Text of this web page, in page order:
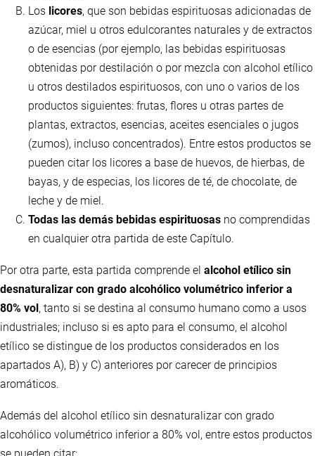
Los licores, que son bebidas espirituosas adicionadas de
azúcar, miel u otros edulcorantes naturales y de extractos
o de esencias (por ejemplo, las bebidas espirituosas
obtenidas por destilación o por mezcla con alcohol etílico
u otros destilados espirituosos, con uno o varios de los
productos siguientes: frutas, flores u otras partes de
plantas, extractos, esencias, aceites esenciales o jugos
(zumos), incluso concentrados). Entre estos productos se
pueden citar los licores a base de huevos, de hierbas, de
bayas, y de especias, los licores de té, de chocolate, de
leche y de miel.
Todas las demás bebidas espirituosas no comprendidas
en cualquier otra partida de este Capítulo.
Por otra parte, esta partida comprende el alcohol etílico sin
desnaturalizar con grado alcohólico volumétrico inferior a
80% vol , tanto si se destina al consumo humano como a usos
industriales; incluso si es apto para el consumo, el alcohol
etílico se distingue de los productos considerados en los
apartados A), B) y C) anteriores por carecer de principios
aromáticos.
Además del alcohol etílico sin desnaturalizar con grado
alcohólico volumétrico inferior a 80% vol, entre estos productos